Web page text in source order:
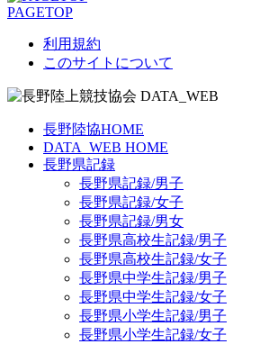
PAGETOP
利用規約
このサイトについて
長野陸協HOME
DATA_WEB HOME
長野県記録
長野県記録/男子
長野県記録/女子
長野県記録/男女
長野県高校生記録/男子
長野県高校生記録/女子
長野県中学生記録/男子
長野県中学生記録/女子
長野県小学生記録/男子
長野県小学生記録/女子